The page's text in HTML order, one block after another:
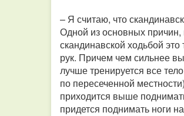
– Я считаю, что
Одной из основных
скандинавской ходьбой
рук. Причем чем сильнее
лучше тренируется все
по пересеченной
приходится выше
придется поднимать ноги